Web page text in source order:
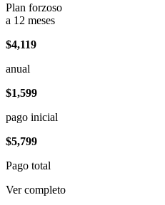
Plan forzoso
a 12 meses
$4,119
anual
$1,599
pago inicial
$5,799
Pago total
Ver completo